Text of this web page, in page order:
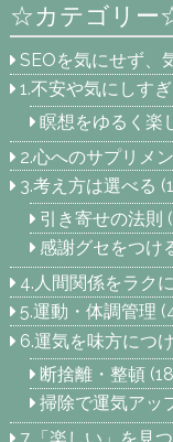
☆カテゴリー
SEOを気にせず、
1.不安や気にしす
瞑想をゆるく楽
2.心へのサプリメ
3.考え方は選べる
引き寄せの法則
感謝グセをつけ
4.人間関係をラクに
5.運動・体調管理
6.運気を味方につ
断捨離・整頓
掃除で運気アッ